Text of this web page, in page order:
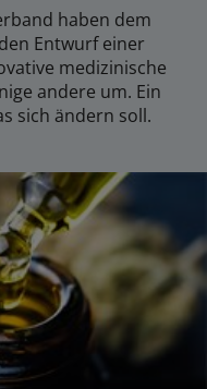
haben dem
Entwurf einer
medizinische
andere um. Ein
sich ändern soll.